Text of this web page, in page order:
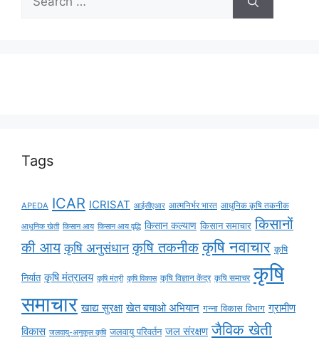
Tags
APEDA ICAR ICRISAT आईसीएआर आत्मनिर्भर भारत आधुनिक कृषि तकनीक
आधुनिक खेती किसान आय किसान आय वृद्धि किसान कल्याण किसान समाचार किसानों
की आय कृषि अनुसंधान कृषि तकनीक कृषि नवाचार कृषि
निर्यात कृषि मंत्रालय कृषि मंत्री कृषि विकास कृषि विज्ञान केंद्र कृषि समाचर कृषि
समाचार खाद्य सुरक्षा खेत बचाओ अभियान गन्ना विकास विभाग ग्रामीण
विकास जलवायु-अनुकूल कृषि जलवायु परिवर्तन जल संरक्षण जैविक खेती